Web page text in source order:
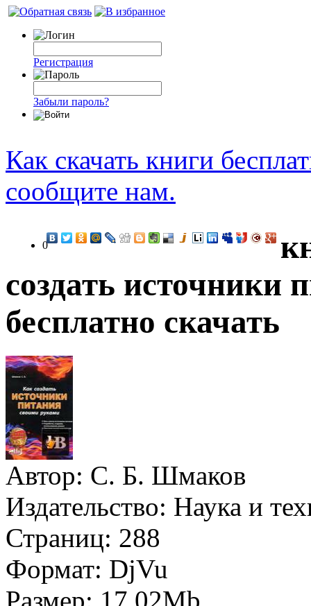
Регистрация
Забыли пароль?
Как скачать книги
сообщите нам.
0
создать источники
бесплатно скачать
Автор: С. Б. Шмаков
Издательство: Наука и
Страниц: 288
Формат: DjVu
Размер: 17,02Mb